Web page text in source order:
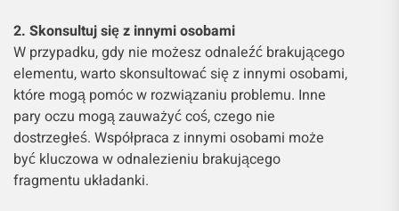
2. Skonsultuj się z innymi osobami
W przypadku, gdy nie możesz odnaleźć brakującego
elementu, warto skonsultować się z innymi osobami,
które mogą pomóc w rozwiązaniu problemu. Inne
pary oczu mogą zauważyć coś, czego nie
dostrzegłeś. Współpraca z innymi osobami może
być kluczowa w odnalezieniu brakującego
fragmentu układanki.